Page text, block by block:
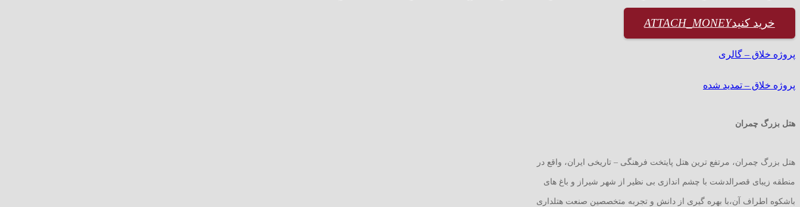
خرید کنیدATTACH_MONEY
پروژه خلاق – گالری
پروژه خلاق – تمدید شده
هتل بزرگ چمران
هتل بزرگ چمران، مرتفع ترین هتل پایتخت فرهنگی – تاریخی ایران، واقع در
منطقه زیبای قصرالدشت با چشم اندازی بی نظیر از شهر شیراز و باغ های
باشکوه اطراف آن،با بهره گیری از دانش و تجربه متخصصین صنعت هتلداری